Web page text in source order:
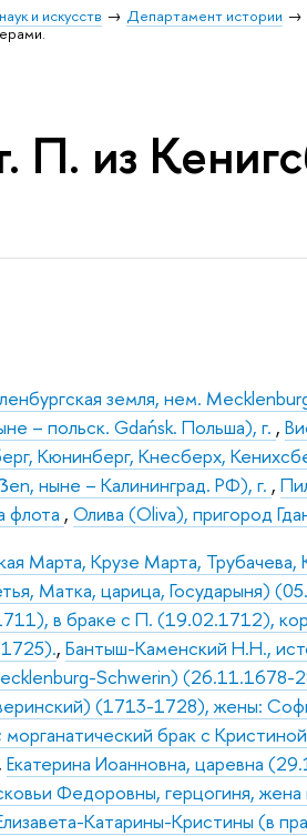
и искусств Департамент истории
П. из
земля, нем.
– польск. Gdańsk. Польша), г. ,
Кюнинберг, Кнесберх,
ныне – Калининград. РФ), г. ,
флота ,Олива (Oliva), пригород
Марта, Крузе Марта, Трубачева,
Матка, царица, Государыня)
в браке с П. (19.02.1712),
,Бантыш-Каменский Н.Н.,
Schwerin) (26.11.1678-
(1713-1728), жены:
брак с
,Екатерина Иоанновна, царевна
Федоровны, герцогиня,
Катарины-Кристины (в